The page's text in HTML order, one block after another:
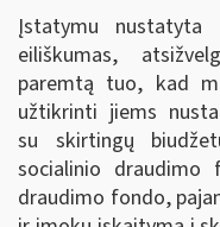
Įstatymu
eiliškumas,
paremtą tuo, kad
užtikrinti jiems
su skirtingų
socialinio draudimo
draudimo fondo,